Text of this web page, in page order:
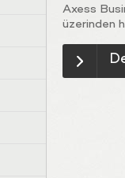
Axess
üzerinden